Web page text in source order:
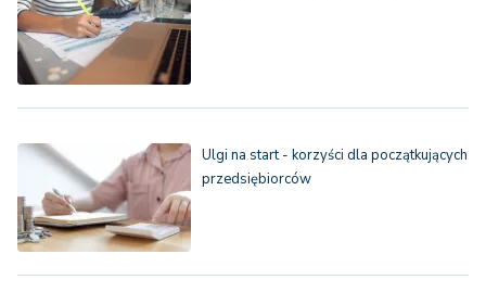
Ulgi na start - korzyści dla początkujących
przedsiębiorców